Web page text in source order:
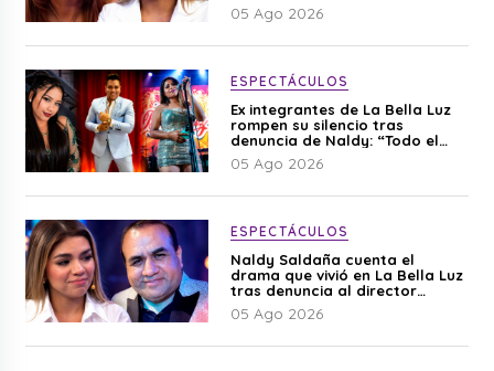
05 Ago 2026
ESPECTÁCULOS
Ex integrantes de La Bella Luz
rompen su silencio tras
denuncia de Naldy: “Todo el
mundo lo sabía”
05 Ago 2026
ESPECTÁCULOS
Naldy Saldaña cuenta el
drama que vivió en La Bella Luz
tras denuncia al director
musical: “No me parece justo”
05 Ago 2026